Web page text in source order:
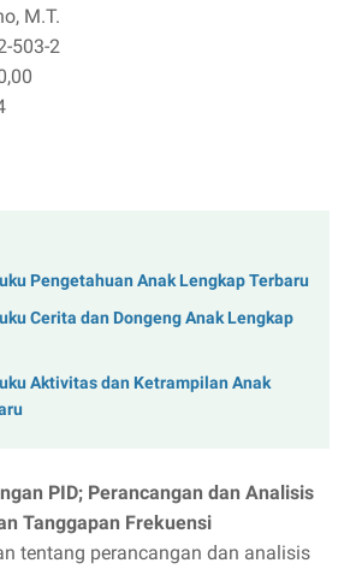
M.T.
503-2
Pengetahuan Anak Lengkap Terbaru
Cerita dan Dongeng Anak Lengkap
Aktivitas dan Ketrampilan Anak
PID; Perancangan dan Analisis
Tanggapan Frekuensi
tentang perancangan dan analisis